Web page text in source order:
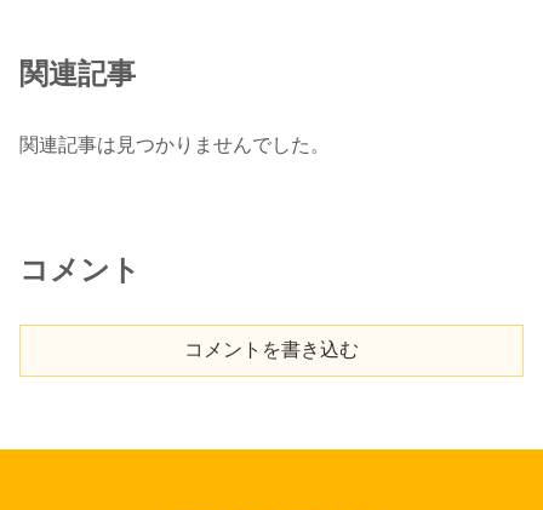
関連記事
関連記事は見つかりませんでした。
コメント
コメントを書き込む